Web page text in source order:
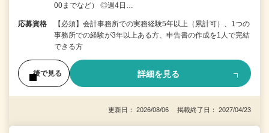
00までなど） ◎週4日…
応募資格
【必須】会計事務所での実務経験5年以上（累計可）、1つの
事務所での経験が3年以上ある方、申告書の作成を1人で完結
できる方
後で見る 詳細を見る
更新日： 2026/08/06 掲載終了日： 2027/04/23